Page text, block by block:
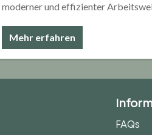
moderner und effizienter
Mehr erfahren
FAQs